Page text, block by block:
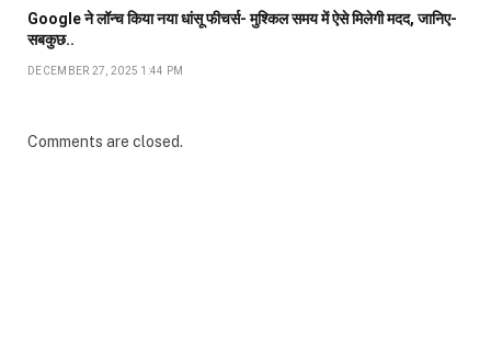
Google ने लॉन्च किया नया धांसू फीचर्स- मुश्किल समय में ऐसे मिलेगी मदद, जानिए-
सबकुछ..
DECEMBER 27, 2025 1:44 PM
Comments are closed.